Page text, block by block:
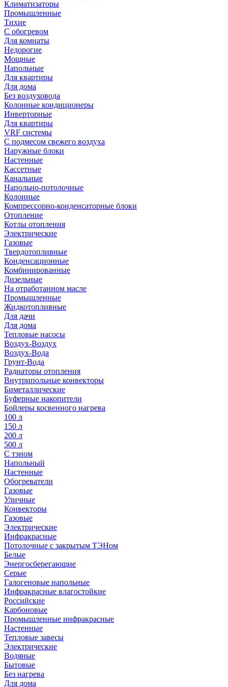
Климатизаторы
Промышленные
Тихие
С обогревом
Для комнаты
Недорогие
Мощные
Напольные
Для квартиры
Для дома
Без воздуховода
Колонные кондиционеры
Инверторные
Для квартиры
VRF системы
С подмесом свежего воздуха
Наружные блоки
Настенные
Кассетные
Канальные
Напольно-потолочные
Колонные
Компрессорно-конденсаторные блоки
Отопление
Котлы отопления
Электрические
Газовые
Твердотопливные
Конденсационные
Комбинированные
Дизельные
На отработанном масле
Промышленные
Жидкотопливные
Для дачи
Для дома
Тепловые насосы
Воздух-Воздух
Воздух-Вода
Грунт-Вода
Радиаторы отопления
Внутрипольные конвекторы
Биметаллические
Буферные накопители
Бойлеры косвенного нагрева
100 л
150 л
200 л
500 л
С тэном
Напольный
Настенные
Обогреватели
Газовые
Уличные
Конвекторы
Газовые
Электрические
Инфракрасные
Потолочные с закрытым ТЭНом
Белые
Энергосберегающие
Серые
Галогеновые напольные
Инфракрасные влагостойкие
Российские
Карбоновые
Промышленные инфракрасные
Настенные
Тепловые завесы
Электрические
Водяные
Бытовые
Без нагрева
Для дома